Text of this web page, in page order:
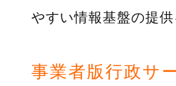
やすい情報基盤の提供
事業者版行政サ